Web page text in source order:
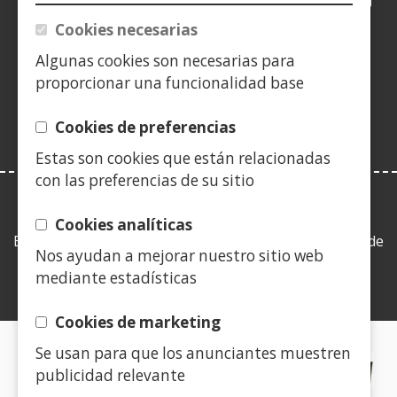
Cookies necesarias
Algunas cookies son necesarias para
proporcionar una funcionalidad base
Cookies de preferencias
Estas son cookies que están relacionadas
con las preferencias de su sitio
Cookies analíticas
Nos ayudan a mejorar nuestro sitio web
mediante estadísticas
Cookies de marketing
Se usan para que los anunciantes muestren
publicidad relevante
leiho
berrian)
leiho
berrian)
leiho
berrian)
YouTube
(Ireki
leiho
berrian)
leiholeiholeiho
Esta web se ajusta a lo establecido en la Ley 19/2013, de
9 de diciembre, de transparencia, acceso a la
información pública y buen gobierno.
CERTIFICADOS DE CALIDAD